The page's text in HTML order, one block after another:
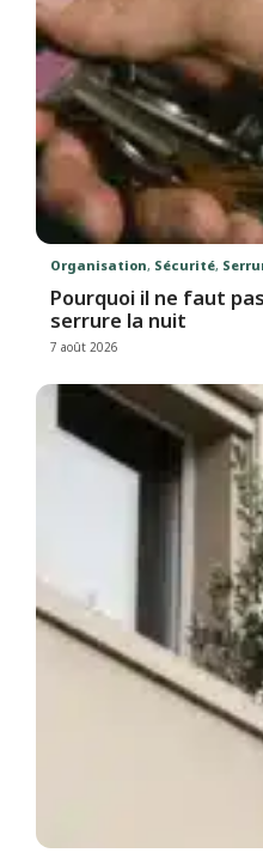
Organisation, Sécurité,
Pourquoi il ne faut
serrure la nuit
7 août 2026